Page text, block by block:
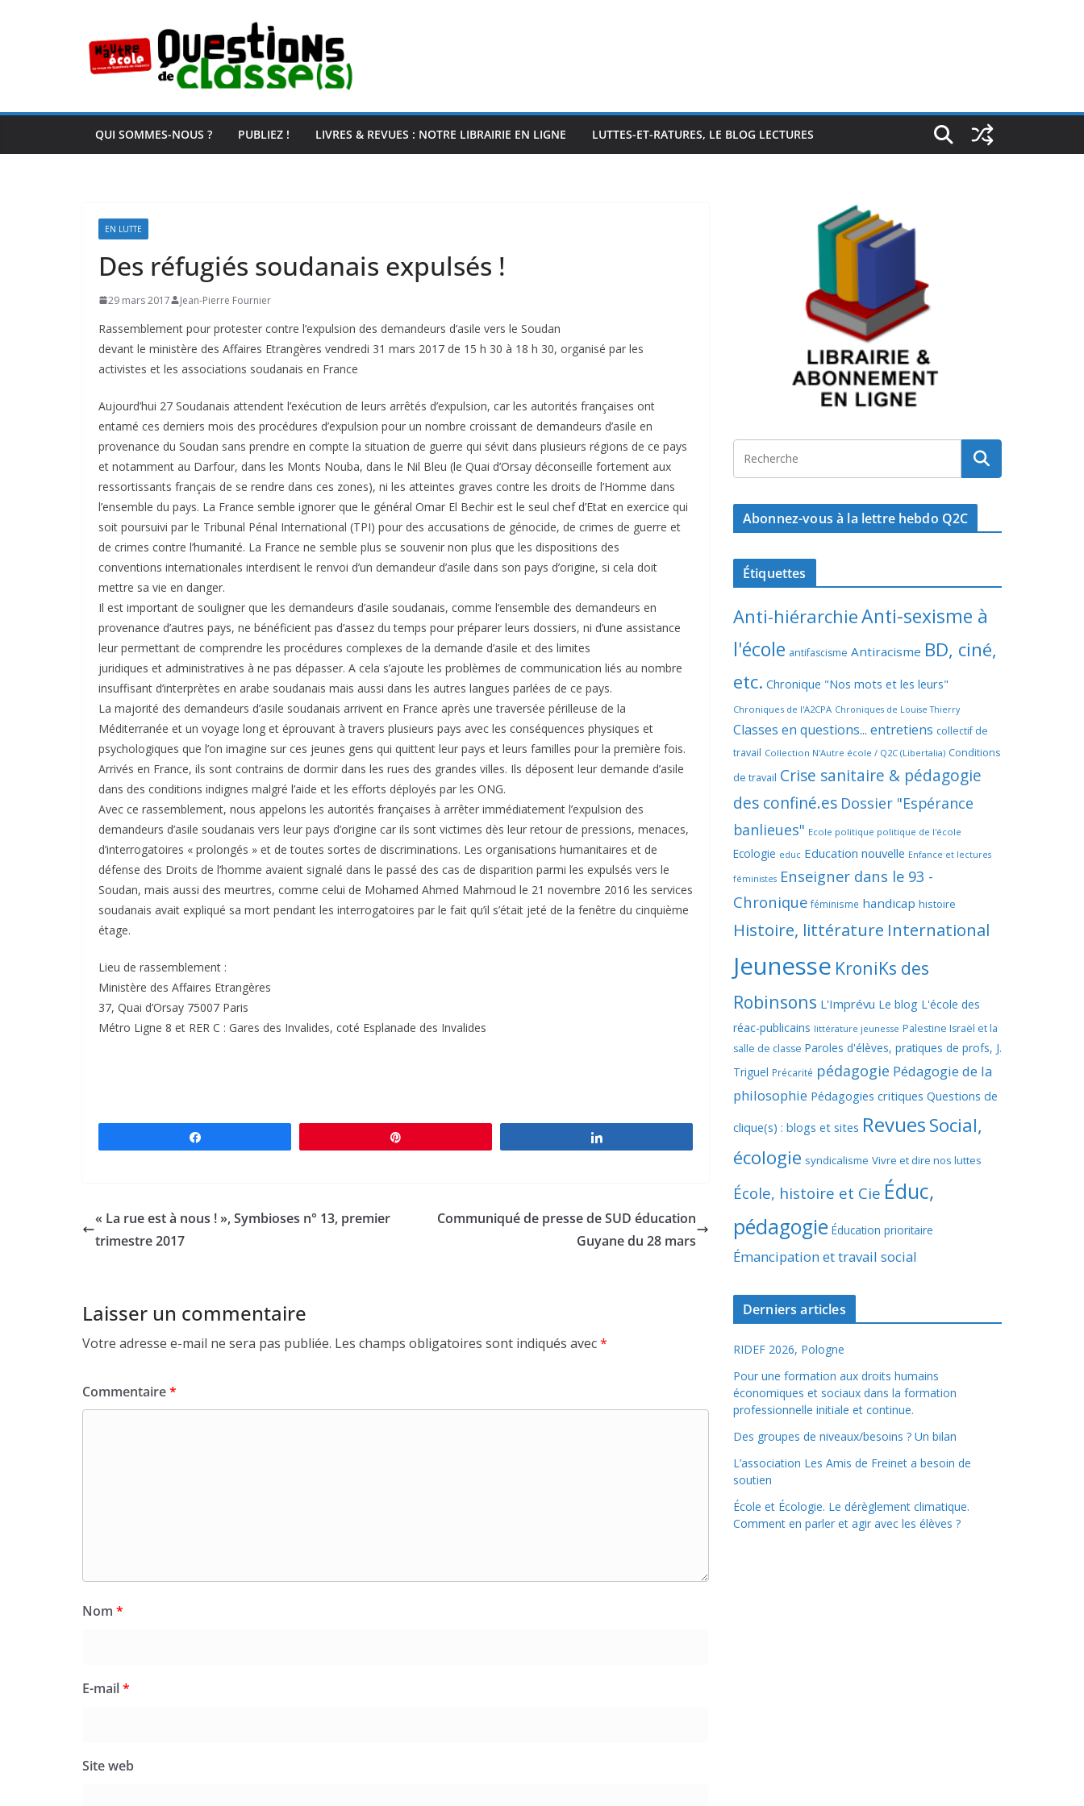
QUI SOMMES-NOUS ? PUBLIEZ ! LIVRES & REVUES : NOTRE LIBRAIRIE EN LIGNE LUTTES-ET-RATURES, LE BLOG LECTURES
EN LUTTE
Des réfugiés soudanais expulsés !
29 mars 2017 Jean-Pierre Fournier
Rassemblement pour protester contre l’expulsion des demandeurs d’asile vers le Soudan
devant le ministère des Affaires Etrangères vendredi 31 mars 2017 de 15 h 30 à 18 h 30, organisé par les
activistes et les associations soudanais en France
Aujourd’hui 27 Soudanais attendent l’exécution de leurs arrêtés d’expulsion, car les autorités françaises ont
entamé ces derniers mois des procédures d’expulsion pour un nombre croissant de demandeurs d’asile en
provenance du Soudan sans prendre en compte la situation de guerre qui sévit dans plusieurs régions de ce pays
et notamment au Darfour, dans les Monts Nouba, dans le Nil Bleu (le Quai d’Orsay déconseille fortement aux
ressortissants français de se rendre dans ces zones), ni les atteintes graves contre les droits de l’Homme dans
l’ensemble du pays. La France semble ignorer que le général Omar El Bechir est le seul chef d’Etat en exercice qui
soit poursuivi par le Tribunal Pénal International (TPI) pour des accusations de génocide, de crimes de guerre et
de crimes contre l’humanité. La France ne semble plus se souvenir non plus que les dispositions des
conventions internationales interdisent le renvoi d’un demandeur d’asile dans son pays d’origine, si cela doit
mettre sa vie en danger.
Il est important de souligner que les demandeurs d’asile soudanais, comme l’ensemble des demandeurs en
provenance d’autres pays, ne bénéficient pas d’assez du temps pour préparer leurs dossiers, ni d’une assistance
leur permettant de comprendre les procédures complexes de la demande d’asile et des limites
juridiques et administratives à ne pas dépasser. A cela s’ajoute les problèmes de communication liés au nombre
insuffisant d’interprètes en arabe soudanais mais aussi dans les autres langues parlées de ce pays.
La majorité des demandeurs d’asile soudanais arrivent en France après une traversée périlleuse de la
Méditerranée et un voyage long et éprouvant à travers plusieurs pays avec les conséquences physiques et
psychologiques que l’on imagine sur ces jeunes gens qui quittent leur pays et leurs familles pour la première fois.
Arrivés en France, ils sont contrains de dormir dans les rues des grandes villes. Ils déposent leur demande d’asile
dans des conditions indignes malgré l’aide et les efforts déployés par les ONG.
Avec ce rassemblement, nous appelons les autorités françaises à arrêter immédiatement l’expulsion des
demandeurs d’asile soudanais vers leur pays d’origine car ils sont victimes dès leur retour de pressions, menaces,
d’interrogatoires « prolongés » et de toutes sortes de discriminations. Les organisations humanitaires et de
défense des Droits de l’homme avaient signalé dans le passé des cas de disparition parmi les expulsés vers le
Soudan, mais aussi des meurtres, comme celui de Mohamed Ahmed Mahmoud le 21 novembre 2016 les services
soudanais avait expliqué sa mort pendant les interrogatoires par le fait qu’il s’était jeté de la fenêtre du cinquième
étage.
Lieu de rassemblement :
Ministère des Affaires Etrangères
37, Quai d’Orsay 75007 Paris
Métro Ligne 8 et RER C : Gares des Invalides, coté Esplanade des Invalides
« La rue est à nous ! », Symbioses n° 13, premier
trimestre 2017
Communiqué de presse de SUD éducation
Guyane du 28 mars
Laisser un commentaire
Votre adresse e-mail ne sera pas publiée. Les champs obligatoires sont indiqués avec*
Commentaire*
Nom *
E-mail*
Site web
Abonnez-vous à la lettre hebdo Q2C
Étiquettes
Anti-hiérarchieAnti-sexisme à
l'école antifascisme Antiracisme BD, ciné,
etc. Chronique "Nos mots et les leurs"
Chroniques de l'A2CPA Chroniques de Louise Thierry
Classes en questions... entretiens collectif de
travail Collection N'Autre école / Q2C (Libertalia) Conditions
de travail Crise sanitaire & pédagogie
des confiné.es Dossier "Espérance
banlieues" Ecole politique politique de l'école
Ecologie educ Education nouvelle Enfance et lectures
féministes Enseigner dans le 93 -
Chronique féminisme handicap histoire
Histoire, littérature International
Jeunesse KroniKs des
Robinsons L'Imprévu Le blog L'école des
réac-publicains littérature jeunesse Palestine Israël et la
salle de classe Paroles d'élèves, pratiques de profs, J.
Triguel Précarité pédagogie Pédagogie de la
philosophie Pédagogies critiques Questions de
clique(s) : blogs et sites RevuesSocial,
écologie syndicalisme Vivre et dire nos luttes
École, histoire et Cie Éduc,
pédagogie Éducation prioritaire
Émancipation et travail social
Derniers articles
RIDEF 2026, Pologne
Pour une formation aux droits humains
économiques et sociaux dans la formation
professionnelle initiale et continue.
Des groupes de niveaux/besoins ? Un bilan
L’association Les Amis de Freinet a besoin de
soutien
École et Écologie. Le dérèglement climatique.
Comment en parler et agir avec les élèves ?